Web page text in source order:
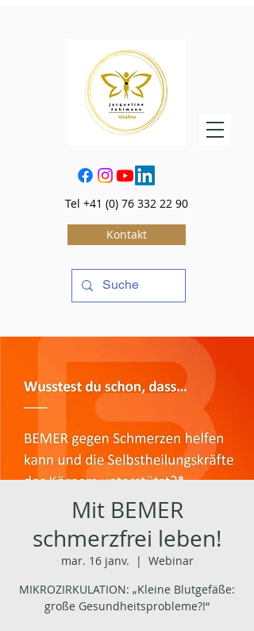
Tel +41 (0) 76 332 22 90
Kontakt
Mit BEMER
schmerzfrei leben!
mar. 16 janv.
  |
Webinar
MIKROZIRKULATION: „Kleine Blutgefäße:
große Gesundheitsprobleme?!“